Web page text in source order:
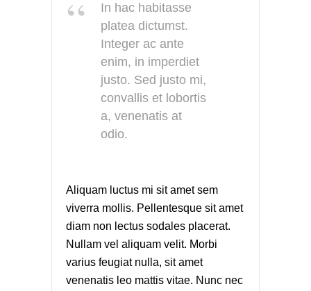
In hac habitasse
platea dictumst.
Integer ac ante
enim, in imperdiet
justo. Sed justo mi,
convallis et lobortis
a, venenatis at
odio.
Aliquam luctus mi sit amet sem
viverra mollis. Pellentesque sit amet
diam non lectus sodales placerat.
Nullam vel aliquam velit. Morbi
varius feugiat nulla, sit amet
venenatis leo mattis vitae. Nunc nec